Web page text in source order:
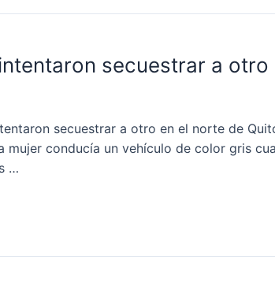
secuestrar a otro
secuestrar a otro en el norte de
mujer conducía un vehículo de color gris
…